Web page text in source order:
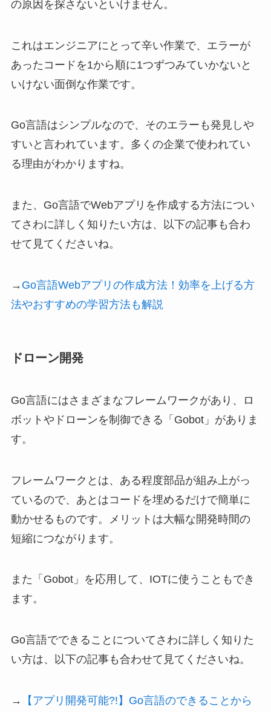
の原因を探さないといけません。
これはエンジニアにとって辛い作業で、エラーが
あったコードを1から順に1つずつみていかないと
いけない面倒な作業です。
Go言語はシンプルなので、そのエラーも発見しや
すいと言われています。多くの企業で使われてい
る理由がわかりますね。
また、Go言語でWebアプリを作成する方法につい
てさわに詳しく知りたい方は、以下の記事も合わ
せて見てくださいね。
→ Go言語Webアプリの作成方法！効率を上げる方
法やおすすめの学習方法も解説
ドローン開発
Go言語にはさまざまなフレームワークがあり、ロ
ボットやドローンを制御できる「Gobot」がありま
す。
フレームワークとは、ある程度部品が組み上がっ
ているので、あとはコードを埋めるだけで簡単に
動かせるものです。メリットは大幅な開発時間の
短縮につながります。
また「Gobot」を応用して、IOTに使うこともでき
ます。
Go言語でできることについてさわに詳しく知りた
い方は、以下の記事も合わせて見てくださいね。
→ 【アプリ開発可能?!】Go言語のできることから